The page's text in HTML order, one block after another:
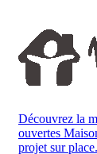
Découvrez la
ouvertes
projet sur place.